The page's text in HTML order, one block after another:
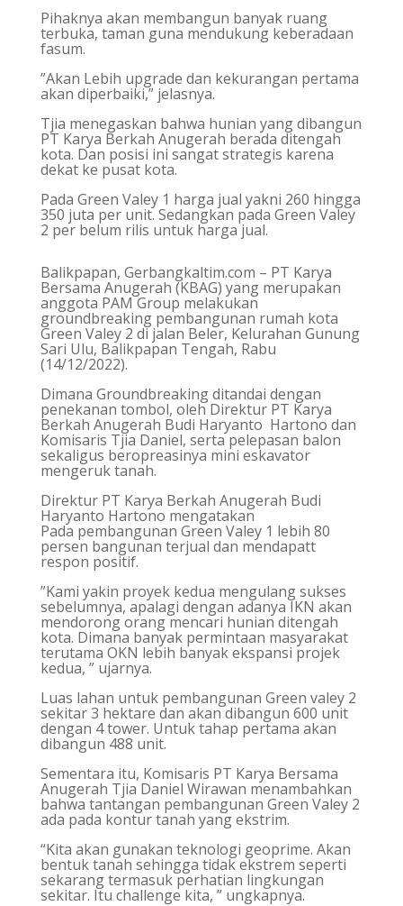
Pihaknya akan membangun banyak ruang
terbuka, taman guna mendukung keberadaan
fasum.
”Akan Lebih upgrade dan kekurangan pertama
akan diperbaiki,” jelasnya.
Tjia menegaskan bahwa hunian yang dibangun
PT Karya Berkah Anugerah berada ditengah
kota. Dan posisi ini sangat strategis karena
dekat ke pusat kota.
Pada Green Valey 1 harga jual yakni 260 hingga
350 juta per unit. Sedangkan pada Green Valey
2 per belum rilis untuk harga jual.
Balikpapan, Gerbangkaltim.com – PT Karya
Bersama Anugerah (KBAG) yang merupakan
anggota PAM Group melakukan
groundbreaking pembangunan rumah kota
Green Valey 2 di jalan Beler, Kelurahan Gunung
Sari Ulu, Balikpapan Tengah, Rabu
(14/12/2022).
Dimana Groundbreaking ditandai dengan
penekanan tombol, oleh Direktur PT Karya
Berkah Anugerah Budi Haryanto Hartono dan
Komisaris Tjia Daniel, serta pelepasan balon
sekaligus beropreasinya mini eskavator
mengeruk tanah.
Direktur PT Karya Berkah Anugerah Budi
Haryanto Hartono mengatakan
Pada pembangunan Green Valey 1 lebih 80
persen bangunan terjual dan mendapatt
respon positif.
”Kami yakin proyek kedua mengulang sukses
sebelumnya, apalagi dengan adanya IKN akan
mendorong orang mencari hunian ditengah
kota. Dimana banyak permintaan masyarakat
terutama OKN lebih banyak ekspansi projek
kedua, ” ujarnya.
Luas lahan untuk pembangunan Green valey 2
sekitar 3 hektare dan akan dibangun 600 unit
dengan 4 tower. Untuk tahap pertama akan
dibangun 488 unit.
Sementara itu, Komisaris PT Karya Bersama
Anugerah Tjia Daniel Wirawan menambahkan
bahwa tantangan pembangunan Green Valey 2
ada pada kontur tanah yang ekstrim.
“Kita akan gunakan teknologi geoprime. Akan
bentuk tanah sehingga tidak ekstrem seperti
sekarang termasuk perhatian lingkungan
sekitar. Itu challenge kita, ” ungkapnya.